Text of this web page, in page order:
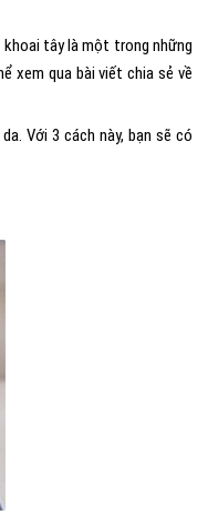
tây là một trong những
xem qua bài viết chia sẻ về
Với 3 cách này, bạn sẽ có